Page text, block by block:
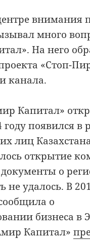
внимания
много
На него
«Стоп-
канала.
Капитал»
году появился в
лиц
открытие
о
не удалось. В
о
бизнеса в
Капитал»